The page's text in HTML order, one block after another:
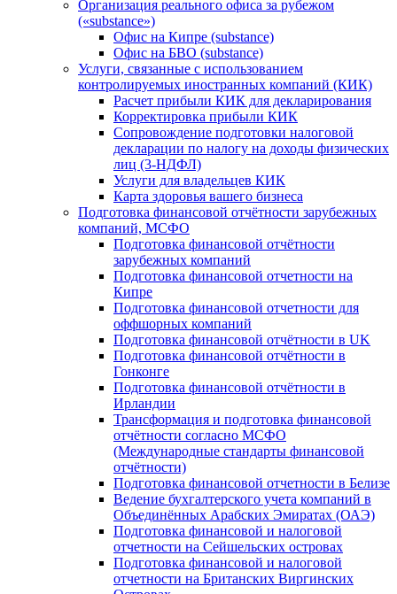
Организация реального офиса за рубежом
(«substance»)
Офис на Кипре (substance)
Офис на БВО (substance)
Услуги, связанные с использованием
контролируемых иностранных компаний (КИК)
Расчет прибыли КИК для декларирования
Корректировка прибыли КИК
Сопровождение подготовки налоговой
декларации по налогу на доходы физических
лиц (3-НДФЛ)
Услуги для владельцев КИК
Карта здоровья вашего бизнеса
Подготовка финансовой отчётности зарубежных
компаний, МСФО
Подготовка финансовой отчётности
зарубежных компаний
Подготовка финансовой отчетности на
Кипре
Подготовка финансовой отчетности для
оффшорных компаний
Подготовка финансовой отчётности в UK
Подготовка финансовой отчётности в
Гонконге
Подготовка финансовой отчётности в
Ирландии
Трансформация и подготовка финансовой
отчётности согласно МСФО
(Международные стандарты финансовой
отчётности)
Подготовка финансовой отчетности в Белизе
Ведение бухгалтерского учета компаний в
Объединённых Арабских Эмиратах (ОАЭ)
Подготовка финансовой и налоговой
отчетности на Сейшельских островах
Подготовка финансовой и налоговой
отчетности на Британских Виргинских